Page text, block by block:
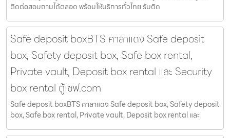
ติดต่อสอบถามได้ตลอด พร้อมให้บริการทั่วไทย รับติด
Safe deposit boxBTS ศาลาแดง Safe deposit
box, Safety deposit box, Safe box rental,
Private vault, Deposit box rental และ Security
box rental ตู้เซฟ.com
Safe deposit boxBTS ศาลาแดง Safe deposit box, Safety deposit
box, Safe box rental, Private vault, Deposit box rental และ